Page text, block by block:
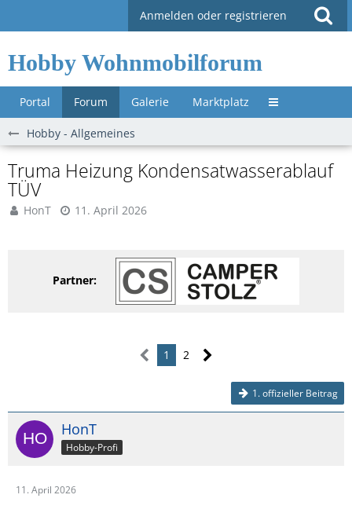
Anmelden oder registrieren
Hobby Wohnmobilforum
Portal Forum Galerie Marktplatz Untermenü »
Hobby - Allgemeines
Truma Heizung Kondensatwasserablauf
TÜV
HonT 11. April 2026
Partner:
1 2
1. offizieller Beitrag
HonT
Hobby-Profi
11. April 2026